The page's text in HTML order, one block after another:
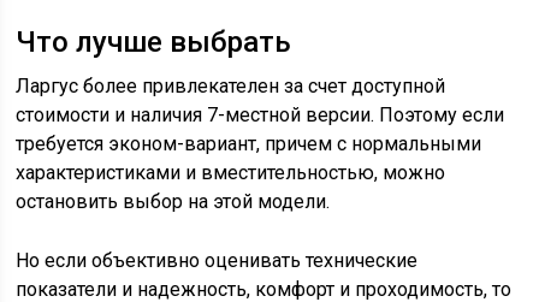
Что лучше выбрать
Ларгус более привлекателен за счет доступной
стоимости и наличия 7-местной версии. Поэтому если
требуется эконом-вариант, причем с нормальными
характеристиками и вместительностью, можно
остановить выбор на этой модели.
Но если объективно оценивать технические
показатели и надежность, комфорт и проходимость, то